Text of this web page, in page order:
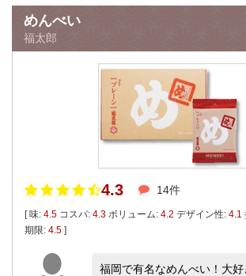
めんべい
福太郎
4.3 14件
[ 味: 4.5 コスパ: 4.3 ボリューム: 4.2 デザイン性: 4.1
期限: 4.5 ]
福岡で有名なめんべい！大